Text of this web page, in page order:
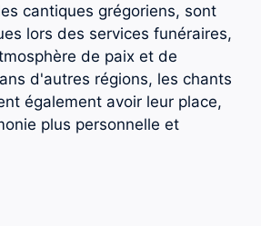
cantiques grégoriens, sont
lors des services funéraires,
de paix et de
d'autres régions, les chants
également avoir leur place,
plus personnelle et